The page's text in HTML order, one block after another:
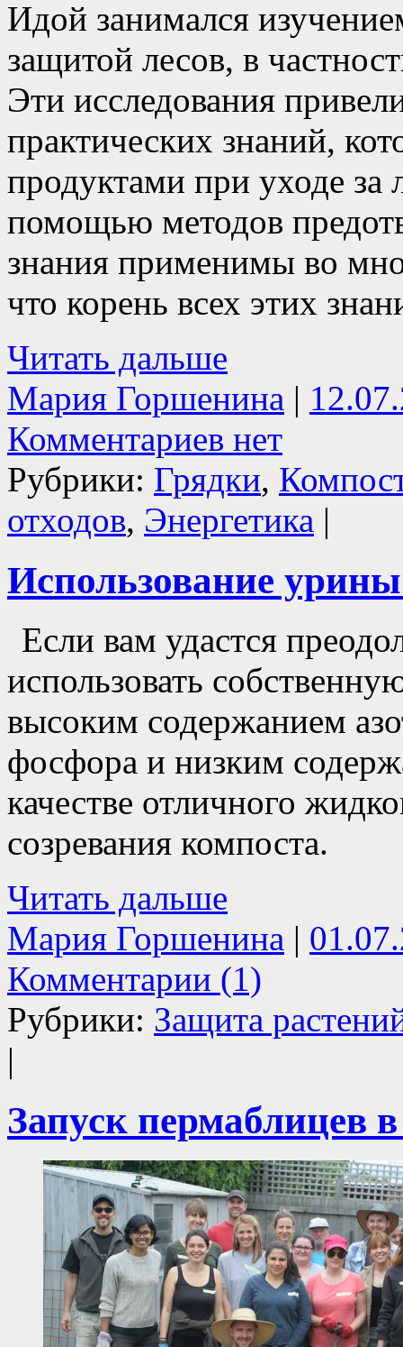
Идой занимался
защитой лесов, в
Эти исследования
практических знаний,
продуктами при уходе за
помощью методов
знания применимы во
что корень всех этих
Читать дальше
Мария Горшенина |
Комментариев нет
Рубрики: Грядки,
отходов, Энергетика |
Использование
Если вам удастся
использовать
высоким содержанием
фосфора и низким
качестве отличного
созревания компоста.
Читать дальше
Мария Горшенина |
Комментарии (1)
Рубрики: Защита
|
Запуск пермаблицев